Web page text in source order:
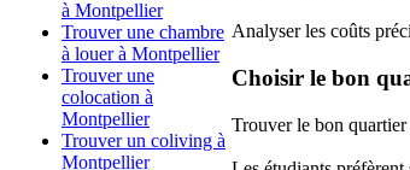
à Montpellier
Trouver une chambre
à louer à Montpellier
Trouver une
colocation à
Montpellier
Trouver un coliving à
Montpellier
Analyser les coûts
Choisir le bon
Trouver le bon quartier